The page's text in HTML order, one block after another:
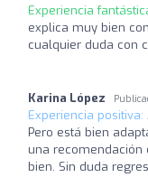
Experiencia
explica muy bien
cualquier duda con
Karina López
Experiencia positiva:
Pero está bien
una
bien. Sin duda